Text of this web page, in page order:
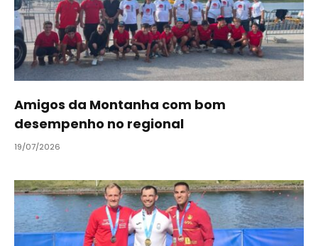
Amigos da Montanha com bom
desempenho no regional
19/07/2026